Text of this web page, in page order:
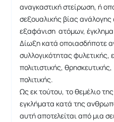
αναγκαστική στείρωση, ή
σεξουαλικής βίας
εξαφάνιση ατόμων, έγκλημα
Δίωξη κατά οποιασδήποτε
συλλογικότητας φυλετικής,
πολιτιστικής,
πολιτικής.
Ως εκ τούτου, το θεμέλιο
εγκλήματα κατά της
αυτή αποτελείται από μια